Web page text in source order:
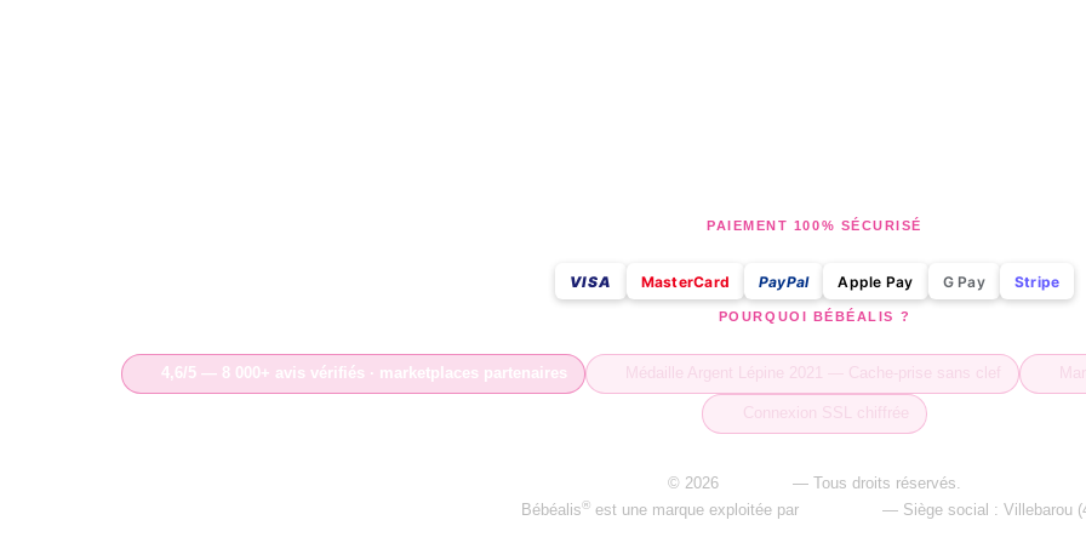
PAIEMENT 100% SÉCURISÉ
VISA MasterCard PayPal Apple Pay G Pay Stripe
POURQUOI BÉBÉALIS ?
4,6/5 — 8 000+ avis vérifiés · marketplaces partenaires Médaille Argent Lépine 2021 — Cache-prise sans clef
Connexion SSL chiffrée
© 2026
— Tous droits réservés.
Bébéalis®est une marque exploitée par — Siège social : Villebarou